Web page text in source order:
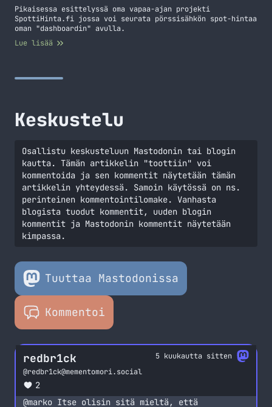
Pikaisessa esittelyssä oma vapaa-ajan projekti
SpottiHinta.fi jossa voi seurata pörssisähkön spot-hintaa
oman "dashboardin" avulla.
Lue lisää
Keskustelu
Osallistu keskusteluun Mastodonin tai blogin
kautta. Tämän artikkelin "toottiin" voi
kommentoida ja sen kommentit näytetään tämän
artikkelin yhteydessä. Samoin käytössä on ns.
perinteinen kommentointilomake. Vanhasta
blogista tuodut kommentit, uuden blogin
kommentit ja Mastodonin kommentit näytetään
kimpassa.
Tuuttaa Mastodonissa
Kommentoi
redbr1ck
@redbr1ck@mementomori.social
2
5 kuukautta sitten
@marko Itse olisin sitä mieltä, että